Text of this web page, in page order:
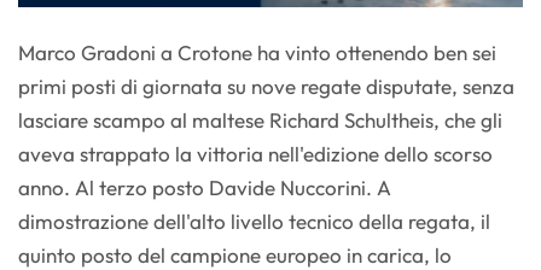
Marco Gradoni a Crotone ha vinto ottenendo ben sei
primi posti di giornata su nove regate disputate, senza
lasciare scampo al maltese Richard Schultheis, che gli
aveva strappato la vittoria nell'edizione dello scorso
anno. Al terzo posto Davide Nuccorini. A
dimostrazione dell'alto livello tecnico della regata, il
quinto posto del campione europeo in carica, lo